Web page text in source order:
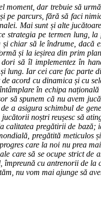
dar trebuie să
parcurs, fără să faci
Mai sunt și alte
pe termen lung,
chiar să le îndrume, dacă
și la ieșirea din prim
să îl implementez în
lung. Iar cei care fac parte
acord cu dinamica și cu
în echipa
să spunem că nu avem
a asigura schimbul de
noștri reușesc să
pregătirii de
pregătită meticulos
care la noi nu prea
care să se ocupe strict
cu antrenorii de
nu vom mai ajunge să